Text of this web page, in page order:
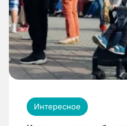
Интересное